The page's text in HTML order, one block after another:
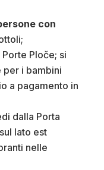
con
Ploče; si
per i bambini
a pagamento in
dalla Porta
lato est
nelle